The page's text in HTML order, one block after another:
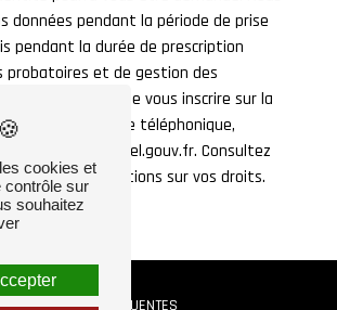
données pendant la période de prise
pendant la durée de prescription
probatoires et de gestion des
avez le droit de vous inscrire sur la
au démarchage téléphonique,
Bloctel.gouv.fr. Consultez
plus d’informations sur vos droits.
RECHERCHES FRÉQUENTES
cookies et
contrôle sur
souhaitez